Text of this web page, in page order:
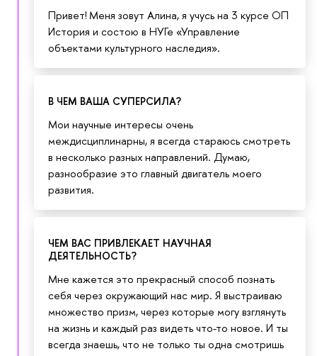
Привет! Меня зовут Алина, я учусь на 3 курсе ОП
История и состою в НУГе «Управление
объектами культурного наследия».
В ЧЕМ ВАША СУПЕРСИЛА?
Мои научные интересы очень
междисциплинарны, я всегда стараюсь смотреть
в несколько разных направлений. Думаю,
разнообразие это главный двигатель моего
развития.
ЧЕМ ВАС ПРИВЛЕКАЕТ НАУЧНАЯ
ДЕЯТЕЛЬНОСТЬ?
Мне кажется это прекрасный способ познать
себя через окружающий нас мир. Я выстраиваю
множество призм, через которые могу взглянуть
на жизнь и каждый раз видеть что-то новое. И ты
всегда знаешь, что не только ты одна смотришь